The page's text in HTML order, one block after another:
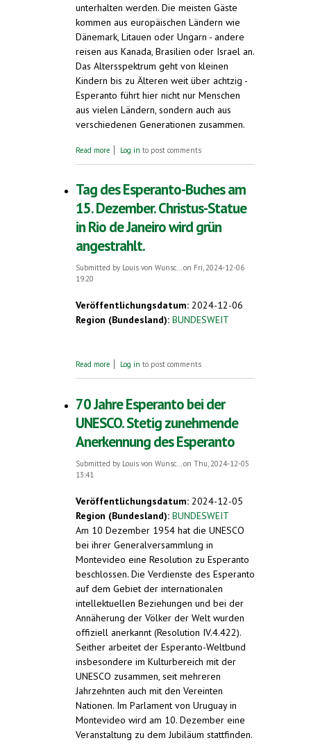
unterhalten werden. Die meisten Gäste
kommen aus europäischen Ländern wie
Dänemark, Litauen oder Ungarn - andere
reisen aus Kanada, Brasilien oder Israel an.
Das Altersspektrum geht von kleinen
Kindern bis zu Älteren weit über achtzig -
Esperanto führt hier nicht nur Menschen
aus vielen Ländern, sondern auch aus
verschiedenen Generationen zusammen.
Read more about Gäste aus 16 Ländern in Wiesbaden.
Log in to post comments
Tag des Esperanto-Buches am
15. Dezember. Christus-Statue
in Rio de Janeiro wird grün
angestrahlt.
Submitted by Louis von Wunsc...on Fri, 2024-12-06
19:20
Veröffentlichungsdatum: 2024-12-06
Region (Bundesland): BUNDESWEIT
Read more about Tag des Esperanto-Buches am 15.
Log in to post comments
70 Jahre Esperanto bei der
UNESCO. Stetig zunehmende
Anerkennung des Esperanto
Submitted by Louis von Wunsc...on Thu, 2024-12-05
13:41
Veröffentlichungsdatum: 2024-12-05
Region (Bundesland): BUNDESWEIT
Am 10 Dezember 1954 hat die UNESCO
bei ihrer Generalversammlung in
Montevideo eine Resolution zu Esperanto
beschlossen. Die Verdienste des Esperanto
auf dem Gebiet der internationalen
intellektuellen Beziehungen und bei der
Annäherung der Völker der Welt wurden
offiziell anerkannt (Resolution IV.4.422).
Seither arbeitet der Esperanto-Weltbund
insbesondere im Kulturbereich mit der
UNESCO zusammen, seit mehreren
Jahrzehnten auch mit den Vereinten
Nationen. Im Parlament von Uruguay in
Montevideo wird am 10. Dezember eine
Veranstaltung zu dem Jubiläum stattfinden.